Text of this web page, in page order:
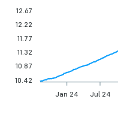
Jan 24 Jul 24
12.67
12.22
11.77
11.32
10.87
10.42